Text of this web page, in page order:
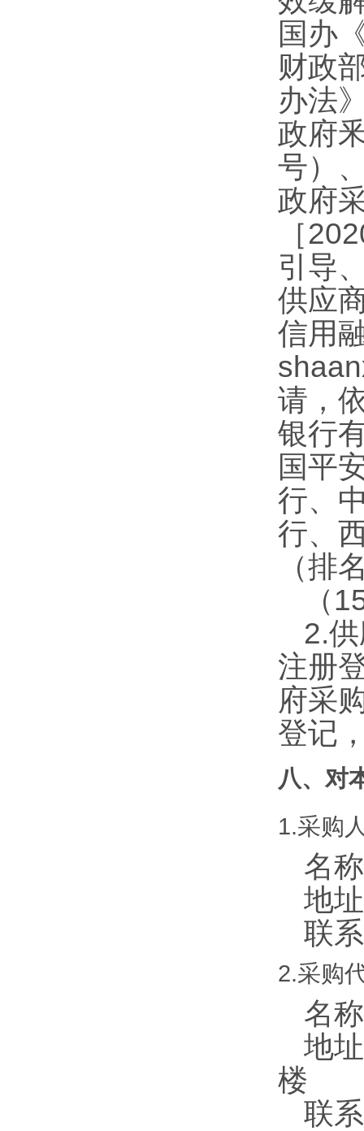
国办
财政
办法
政府
号）
政府
［
引导
供应
信用
请，
银行
国平
行、
行、
（排
（
2.
注册
府采
登记
八、对
1.采购
名
地
联
2.采购
名
地
楼
联